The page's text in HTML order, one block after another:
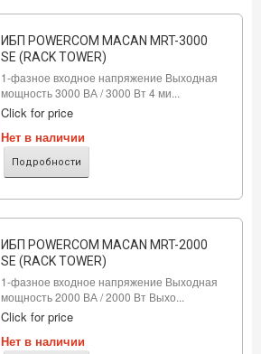
ИБП POWERCOM MACAN MRT-3000
SE (RACK TOWER)
1-фазное входное напряжение Выходная
мощность 3000 ВА / 3000 Вт 4 ми...
Click for price
Нет в наличии
Подробности
ИБП POWERCOM MACAN MRT-2000
SE (RACK TOWER)
1-фазное входное напряжение Выходная
мощность 2000 ВА / 2000 Вт Выхо...
Click for price
Нет в наличии